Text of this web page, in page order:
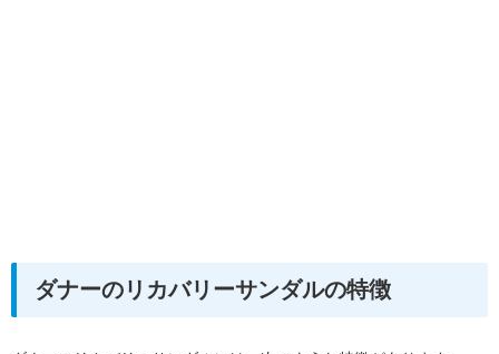
ダナーのリカバリーサンダルの特徴